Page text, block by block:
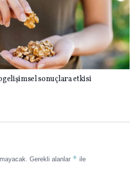
sonuçlara etkisi
Gerekli alanlar * ile